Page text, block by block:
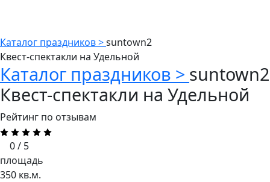
Каталог праздников >suntown2
Квест-спектакли на Удельной
Каталог праздников > suntown2
Квест-спектакли на Удельной
Рейтинг по отзывам
0 / 5
площадь
350 кв.м.